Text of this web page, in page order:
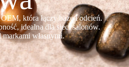
która łączy bazę i odcień.
idealna dla sieci salonów.
własnymi.